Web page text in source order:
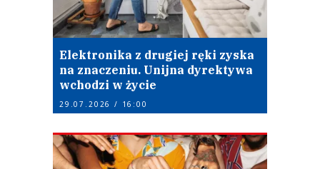
Elektronika z drugiej ręki zyska
na znaczeniu. Unijna dyrektywa
wchodzi w życie
29.07.2026 / 16:00